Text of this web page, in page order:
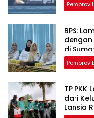
Pemprov
BPS:
dengan
di
Pemprov
TP PKK
dari
Lansia